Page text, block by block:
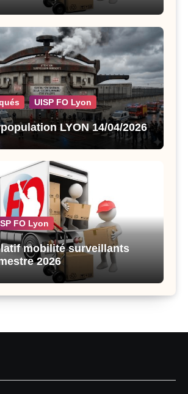
UISP FO Lyon
LYON 14/04/2026
FO Lyon
mobilité surveillants
2026